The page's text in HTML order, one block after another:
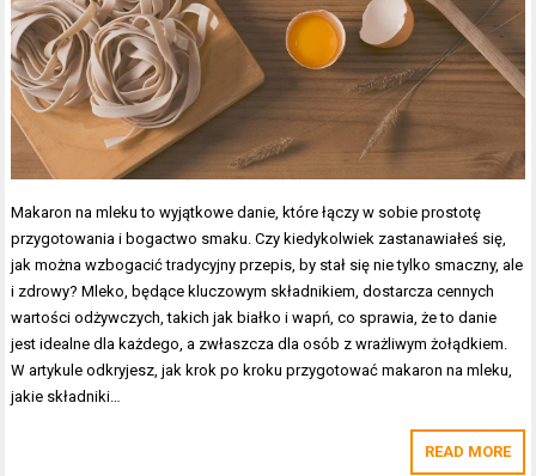
Makaron na mleku to wyjątkowe danie, które łączy w sobie prostotę
przygotowania i bogactwo smaku. Czy kiedykolwiek zastanawiałeś się,
jak można wzbogacić tradycyjny przepis, by stał się nie tylko smaczny, ale
i zdrowy? Mleko, będące kluczowym składnikiem, dostarcza cennych
wartości odżywczych, takich jak białko i wapń, co sprawia, że to danie
jest idealne dla każdego, a zwłaszcza dla osób z wrażliwym żołądkiem.
W artykule odkryjesz, jak krok po kroku przygotować makaron na mleku,
jakie składniki…
READ MORE